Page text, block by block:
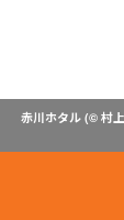
赤川ホタル (© 村